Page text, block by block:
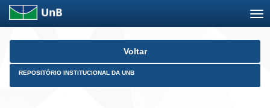
Skip
Voltar
REPOSITÓRIO INSTITUCIONAL DA UNB